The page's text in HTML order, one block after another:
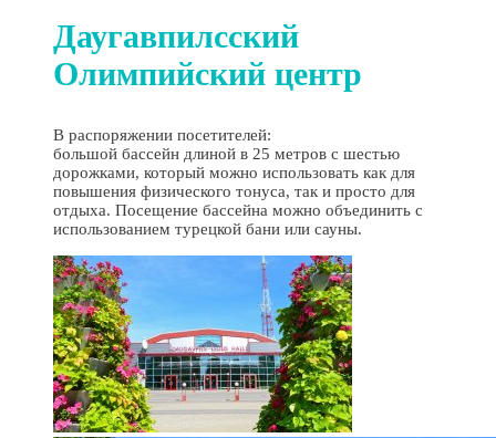
Даугавпилсский
Олимпийский центр
В распоряжении посетителей:
большой бассейн длиной в 25 метров с шестью
дорожками, который можно использовать как для
повышения физического тонуса, так и просто для
отдыха. Посещение бассейна можно объединить с
использованием турецкой бани или сауны.